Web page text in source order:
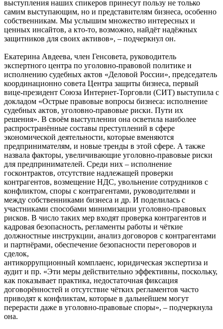
выступления наших спикеров принесут пользу не только
самим выступающим, но и представителям бизнеса, особенно
собственникам. Мы услышим множество интересных и
ценных инсайтов, а кто-то, возможно, найдёт надёжных
защитников для своих активов», – подчеркнул он.
Екатерина Авдеева, член Генсовета, руководитель
экспертного центра по уголовно-правовой политике и
исполнению судебных актов «Деловой России», председатель
координационно совета Центра защиты бизнеса, первый
вице-президент Союза Интернет-Торговли (СИТ) выступила с
докладом «Острые правовые вопросы бизнеса: исполнение
судебных актов, уголовно-правовые риски. Пути их
решения». В своём выступлении она осветила наиболее
распространённые составы преступлений в сфере
экономической деятельности, которые вменяются
предпринимателям, и новые тренды в этой сфере. А также
назвала факторы, увеличивающие уголовно-правовые риски
для предпринимателей. Среди них – исполнение
госконтрактов, отсутствие надлежащей проверки
контрагентов, возмещение НДС, увольнение сотрудников с
конфликтом, споры с контрагентами, руководителями и
между собственниками бизнеса и др. И поделилась с
участниками способами минимизации уголовно-правовых
рисков. В число таких мер входят проверка контрагентов и
кадровая безопасность, регламенты работы и чёткие
должностные инструкции, анализ договоров с контрагентами
и партнёрами, обеспечение безопасности переговоров и
сделок,
антикоррупционный комплаенс, юридическая экспертиза и
аудит и пр. «Эти меры действительно эффективны, поскольку,
как показывает практика, недостаточная фиксация
договорённостей и отсутствие чётких регламентов часто
приводят к конфликтам, которые в дальнейшем могут
перерасти даже в уголовно-правовые споры», – подчеркнула
она.